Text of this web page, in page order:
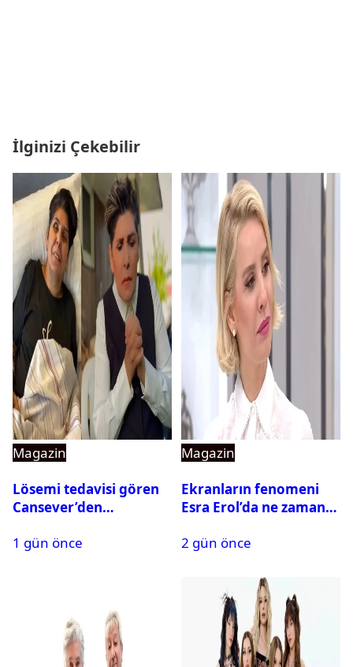
İlginizi Çekebilir
Magazin
Lösemi tedavisi gören
Cansever’den
1 gün önce
Magazin
Ekranların fenomeni
Esra Erol’da ne zaman
2 gün önce